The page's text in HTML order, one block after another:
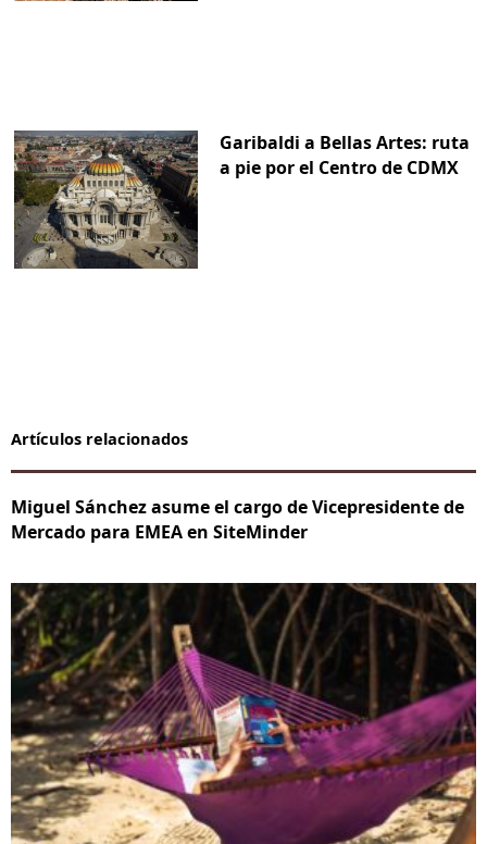
Garibaldi a Bellas Artes: ruta
a pie por el Centro de CDMX
Artículos relacionados
Miguel Sánchez asume el cargo de Vicepresidente de
Mercado para EMEA en SiteMinder